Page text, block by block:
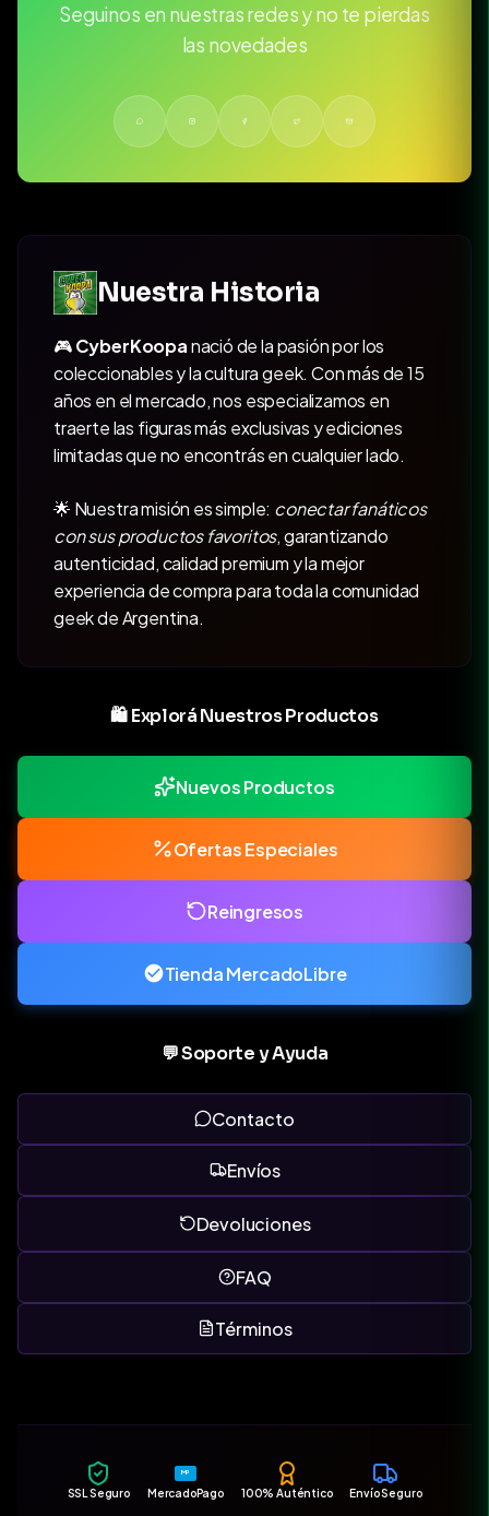
Seguinos en nuestras redes y no te pierdas
las novedades
Nuestra Historia
🎮CyberKoopanació de la pasión por los
coleccionables y la cultura geek. Con más de 15
años en el mercado, nos especializamos en
traerte las figuras más exclusivas y ediciones
limitadas que no encontrás en cualquier lado.
🌟 Nuestra misión es simple: conectar fanáticos
con sus productos favoritos, garantizando
autenticidad, calidad premium y la mejor
experiencia de compra para toda la comunidad
geek de Argentina.
🛍️ Explorá Nuestros Productos
Nuevos Productos
Ofertas Especiales
Reingresos
Tienda MercadoLibre
💬 Soporte y Ayuda
Contacto
Envíos
Devoluciones
FAQ
Términos
SSL Seguro
MP
MercadoPago 100% Auténtico Envío Seguro